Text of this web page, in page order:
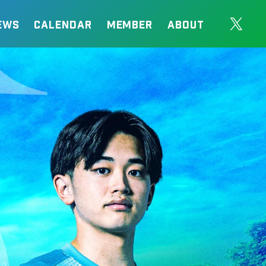
CALENDAR MEMBER ABOUT